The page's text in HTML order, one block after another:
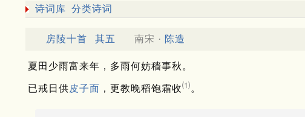
诗词库 分类诗词
房陵十首 其五 南宋 · 陈造
夏田少雨富来年，多雨何妨穑事秋。
已戒日供皮子面 ，更教晚稻饱霜收⑴ 。